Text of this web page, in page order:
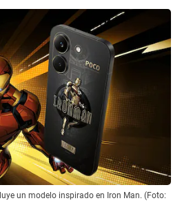
un modelo inspirado en Iron Man. (Foto: